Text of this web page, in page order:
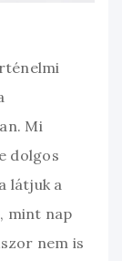
Mi
dolgos
látjuk a
mint nap
nem is